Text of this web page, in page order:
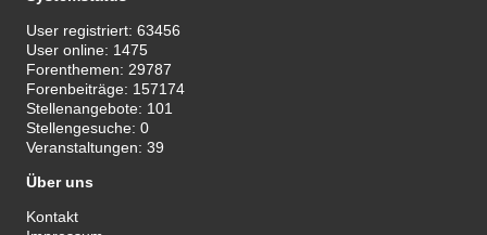
User registriert:63456
User online: 1475
Forenthemen: 29787
Forenbeiträge: 157174
Stellenangebote: 101
Stellengesuche:0
Veranstaltungen:39
Über uns
Kontakt